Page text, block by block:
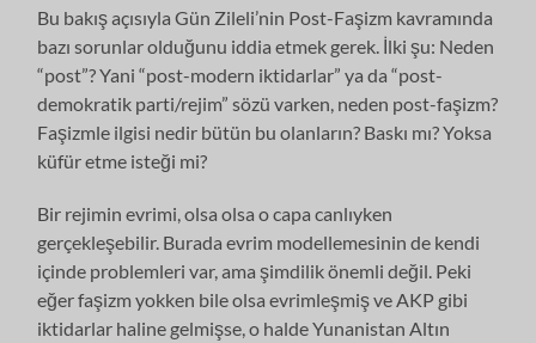
Bu bakış açısıyla Gün Zileli’nin Post-Faşizm kavramında
bazı sorunlar olduğunu iddia etmek gerek. İlki şu: Neden
“post”? Yani “post-modern iktidarlar” ya da “post-
demokratik parti/rejim” sözü varken, neden post-faşizm?
Faşizmle ilgisi nedir bütün bu olanların? Baskı mı? Yoksa
küfür etme isteği mi?
Bir rejimin evrimi, olsa olsa o capa canlıyken
gerçekleşebilir. Burada evrim modellemesinin de kendi
içinde problemleri var, ama şimdilik önemli değil. Peki
eğer faşizm yokken bile olsa evrimleşmiş ve AKP gibi
iktidarlar haline gelmişse, o halde Yunanistan Altın